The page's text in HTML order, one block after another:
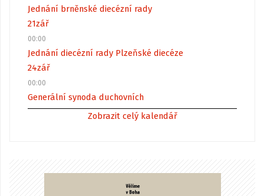
Jednání brněnské diecézní rady
21zář
00:00
Jednání diecézní rady Plzeňské diecéze
24zář
00:00
Generální synoda duchovních
Zobrazit celý kalendář